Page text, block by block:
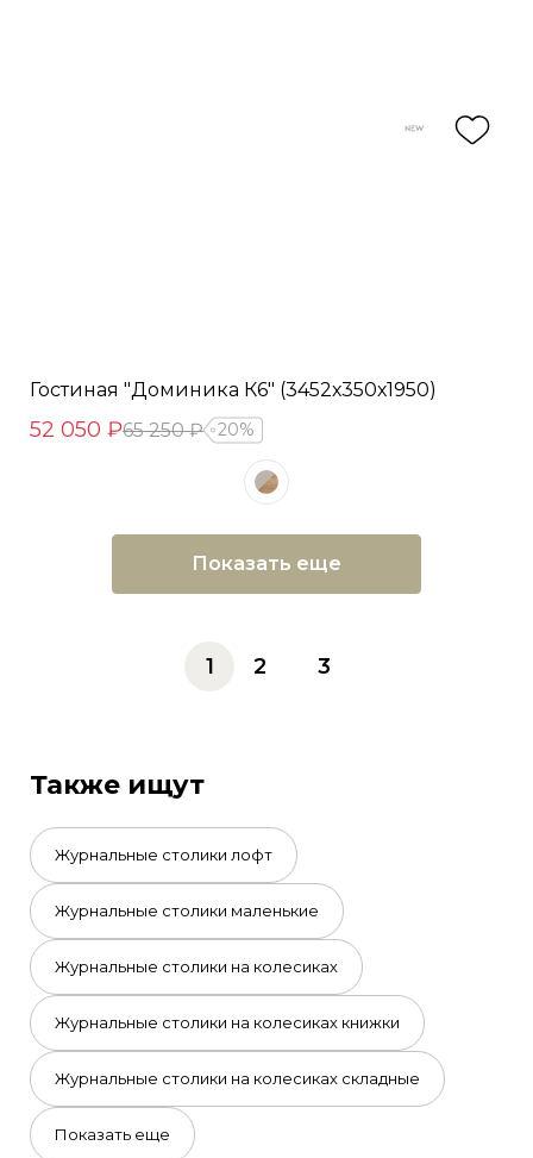
Гостиная "Доминика К6" (3452х350х1950)
52 050 ₽65 250 ₽ 20%
Показать еще
1 2 3
Также ищут
Журнальные столики лофт
Журнальные столики маленькие
Журнальные столики на колесиках
Журнальные столики на колесиках книжки
Журнальные столики на колесиках складные
Показать еще